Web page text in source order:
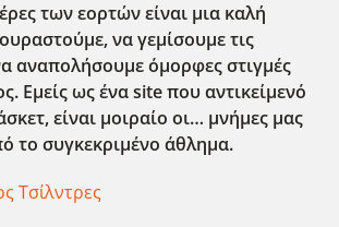
των εορτών είναι μια καλή
να γεμίσουμε τις
αναπολήσουμε όμορφες στιγμές
Εμείς ως ένα site που αντικείμενό
είναι μοιραίο οι… μνήμες μας
το συγκεκριμένο άθλημα.
Τσίλντρες